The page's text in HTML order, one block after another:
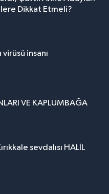
Dikkat Etmeli?
virüsü insanı
VE KAPLUMBAĞA
sevdalısı HALİL